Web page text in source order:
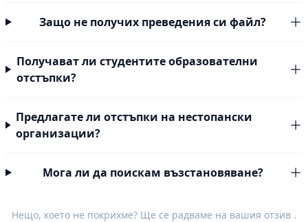
Защо не получих преведения си файл?
Получават ли студентите образователни
отстъпки?
Предлагате ли отстъпки на нестопански
организации?
Мога ли да поискам възстановяване?
Нещо, което не покрихме? Ще се радваме на вашия отзив .